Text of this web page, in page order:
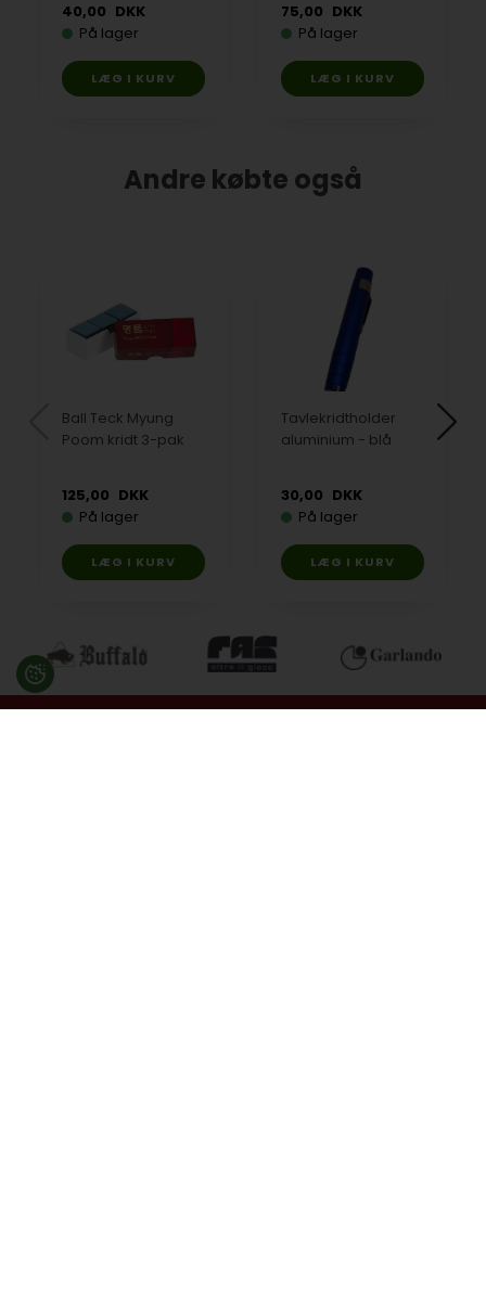
40,00 DKK
På lager
75,00 DKK
På lager
Andre købte også
Ball Teck Myung
Poom kridt 3-pak
125,00 DKK
På lager
Tavlekridtholder
aluminium - blå
30,00 DKK
På lager